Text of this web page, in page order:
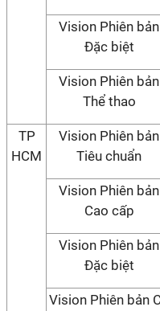
Vision Phiên bản
Đặc biệt
Vision Phiên bản
Thể thao
TP
HCM
Vision Phiên bản
Tiêu chuẩn
Vision Phiên bản
Cao cấp
Vision Phiên bản
Đặc biệt
Vision Phiên bản